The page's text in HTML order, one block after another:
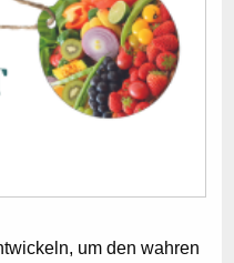
um den wahren